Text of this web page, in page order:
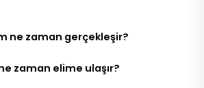
ne zaman gerçekleşir?
zaman elime ulaşır?